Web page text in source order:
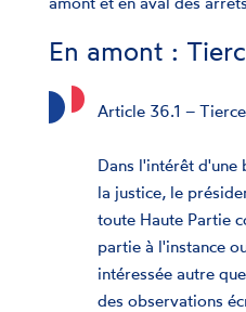
En amont :
Article 36.1 –
Dans l'intérêt d'une
la justice, le
toute Haute Partie
partie à l'instance
intéressée autre
des observations